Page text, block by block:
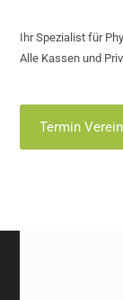
Ihr Spezialist für
Alle Kassen und
Termin